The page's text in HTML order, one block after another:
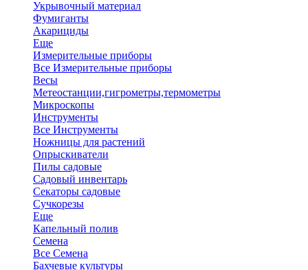
Укрывочный материал
Фумиганты
Акарициды
Еще
Измерительные приборы
Все Измерительные приборы
Весы
Метеостанции,гигрометры,термометры
Микроскопы
Инструменты
Все Инструменты
Ножницы для растений
Опрыскиватели
Пилы садовые
Садовый инвентарь
Секаторы садовые
Сучкорезы
Еще
Капельный полив
Семена
Все Семена
Бахчевые культуры